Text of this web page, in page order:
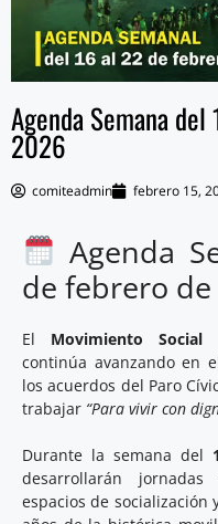
Agenda Semana
2026
comiteadmin febrero 15,
Agenda
de febrero de
El Movimiento Social
continúa avanzando en
los acuerdos del Paro
trabajar “Para vivir con
Durante la semana del
desarrollarán jornadas
espacios de socialización